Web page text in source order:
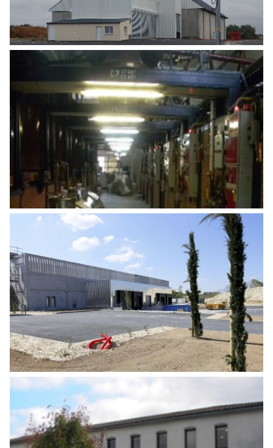
AUDIT COGNAC CAMUS 02 ILAO –
DISTILLERIE
Agro Alimentaire,Industrie
CONSTRUCTION D’UNE UNITÉ DE
PRODUCTION DE MASQUES
Industrie
AUDIT COGNAC CAMUS 02 ILAO –